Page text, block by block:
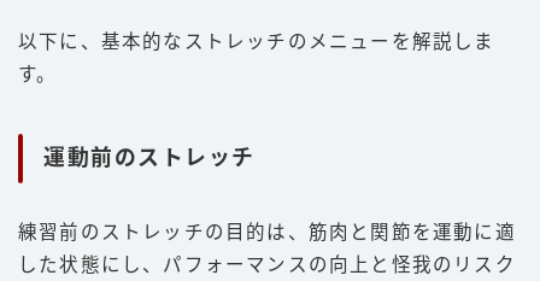
以下に、基本的なストレッチのメニューを解説しま
す。
運動前のストレッチ
練習前のストレッチの目的は、筋肉と関節を運動に適
した状態にし、パフォーマンスの向上と怪我のリスク